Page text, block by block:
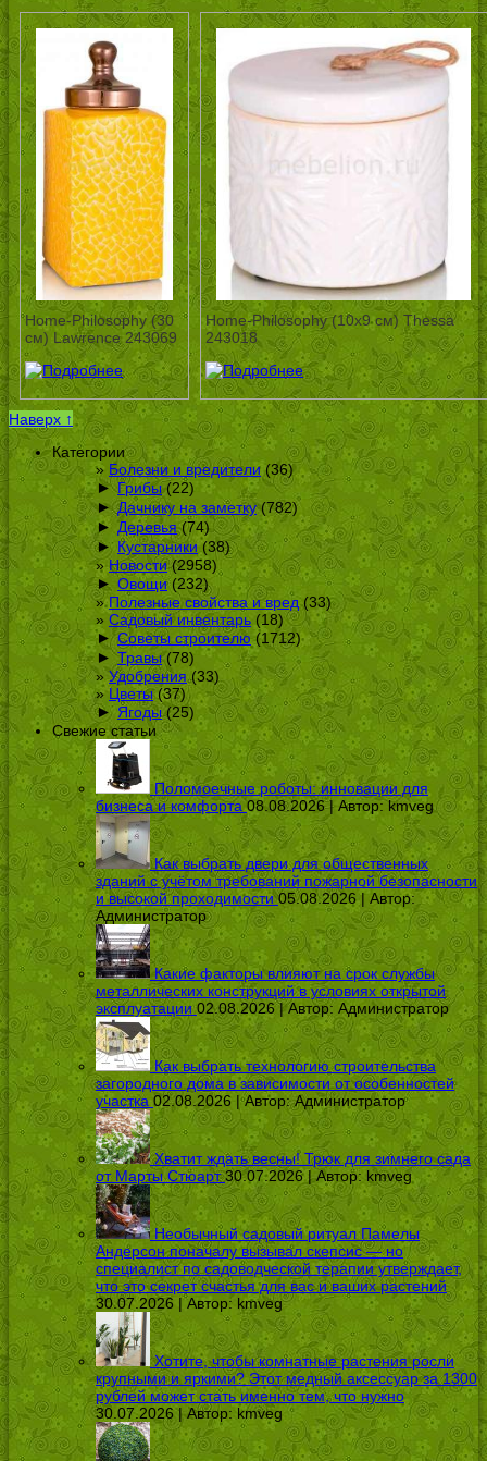
Home-Philosophy (30
см) Lawrence 243069
Home-Philosophy (10х9 см) Thessa
243018
Наверх ↑
Категории
Болезни и вредители(36)
► Грибы(22)
► Дачнику на заметку(782)
► Деревья(74)
► Кустарники (38)
Новости(2958)
► Овощи(232)
Полезные свойства и вред(33)
Садовый инвентарь (18)
► Советы строителю (1712)
► Травы(78)
Удобрения(33)
Цветы(37)
► Ягоды(25)
Свежие статьи
Поломоечные роботы: инновации для
бизнеса и комфорта 08.08.2026 | Автор:kmveg
Как выбрать двери для общественных
зданий с учётом требований пожарной безопасности
и высокой проходимости 05.08.2026 | Автор:
Администратор
Какие факторы влияют на срок службы
металлических конструкций в условиях открытой
эксплуатации 02.08.2026 | Автор: Администратор
Как выбрать технологию строительства
загородного дома в зависимости от особенностей
участка 02.08.2026 | Автор:Администратор
Хватит ждать весны! Трюк для зимнего сада
от Марты Стюарт 30.07.2026 | Автор: kmveg
Необычный садовый ритуал Памелы
Андерсон поначалу вызывал скепсис — но
специалист по садоводческой терапии утверждает,
что это секрет счастья для вас и ваших растений
30.07.2026 | Автор: kmveg
Хотите, чтобы комнатные растения росли
крупными и яркими? Этот медный аксессуар за 1300
рублей может стать именно тем, что нужно
30.07.2026 | Автор: kmveg